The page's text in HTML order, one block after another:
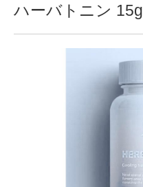
ハーバトニン 15g